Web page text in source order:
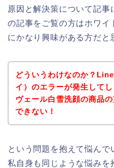
原因と解決策について記事
の記事をご覧の方はホワイ
にかなり興味がある方だと
どういうわけなのか？
イ）のエラーが発生して
ヴェール白雪洗顔の商品
できない！
という問題を抱えて悩んで
私自身も同じような悩みを